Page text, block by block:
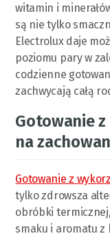
witamin i
są nie tylko
Electrolux daje
poziomu pary w
codzienne
zachwycają całą
Gotowanie
na
Gotowanie z
tylko zdrowsza
obróbki
smaku i aromatu z